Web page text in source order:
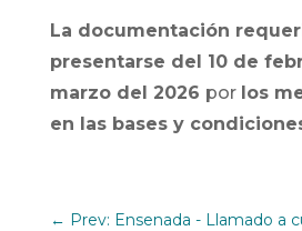
La documentación
presentarse del 10 de
marzo del 2026 por los
en las bases y
← Prev: Ensenada - Llamado a